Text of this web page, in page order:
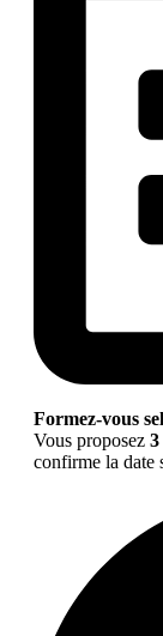
Formez-vous
Vous proposez 3
confirme la date